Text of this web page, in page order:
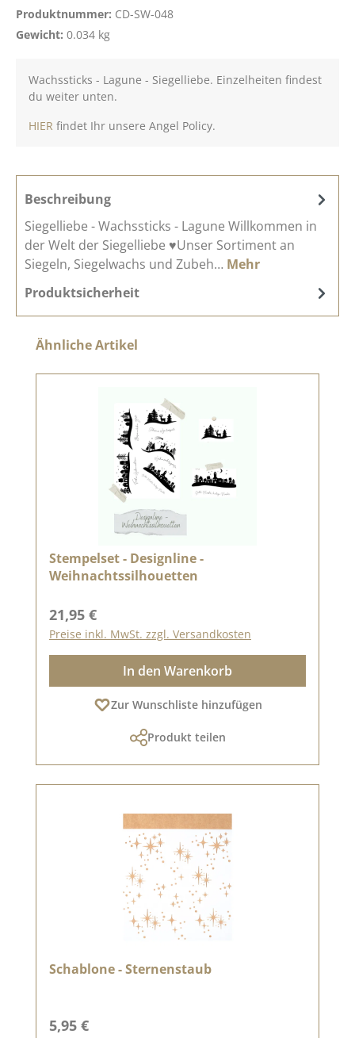
Produktnummer: CD-SW-048
Gewicht: 0.034 kg
Wachssticks - Lagune - Siegelliebe. Einzelheiten findest
du weiter unten.
HIER findet Ihr unsere Angel Policy.
Beschreibung
Siegelliebe - Wachssticks - Lagune Willkommen in
der Welt der Siegelliebe ♥Unser Sortiment an
Siegeln, Siegelwachs und Zubeh… Mehr
Produktsicherheit
Produktgalerie überspringen
Ähnliche Artikel
Stempelset - Designline -
Weihnachtssilhouetten
Regulärer Preis:
21,95 €
Preise inkl. MwSt. zzgl. Versandkosten
In den Warenkorb
Zur Wunschliste hinzufügen
Produkt teilen
Schablone - Sternenstaub
Regulärer Preis:
5,95 €